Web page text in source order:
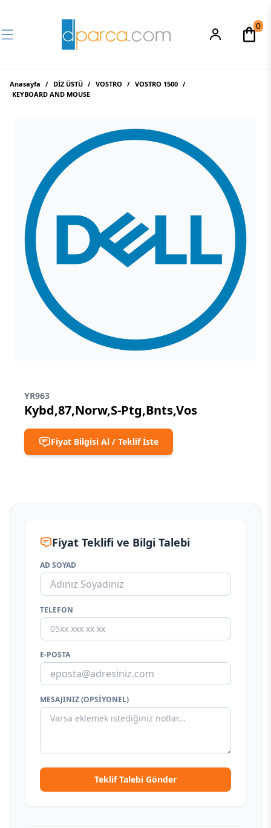
0
Anasayfa / DİZ ÜSTÜ / VOSTRO / VOSTRO 1500 /
KEYBOARD AND MOUSE
YR963
Kybd,87,Norw,S-Ptg,Bnts,Vos
Fiyat Bilgisi Al / Teklif İste
Fiyat Teklifi ve Bilgi Talebi
AD SOYAD
TELEFON
E-POSTA
MESAJINIZ (OPSIYONEL)
Teklif Talebi Gönder